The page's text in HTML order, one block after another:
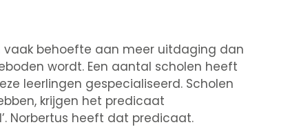
vaak behoefte aan meer uitdaging dan
wordt. Een aantal scholen heeft
leerlingen gespecialiseerd. Scholen
krijgen het predicaat
Norbertus heeft dat predicaat.